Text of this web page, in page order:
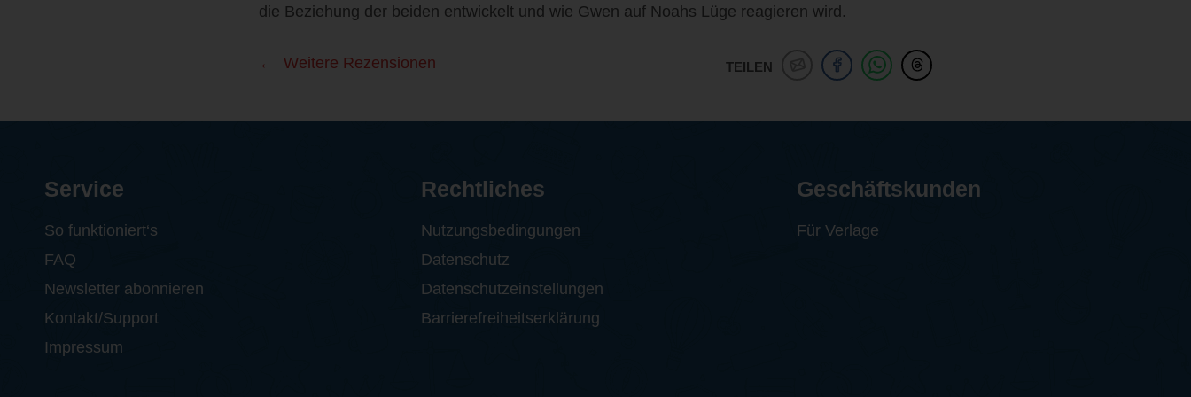
die Beziehung der beiden entwickelt und wie Gwen auf Noahs Lüge reagieren wird.
TEILEN
Weitere Rezensionen
Service
So funktioniert‘s
FAQ
Newsletter abonnieren
Kontakt/Support
Impressum
Rechtliches
Nutzungsbedingungen
Datenschutz
Datenschutzeinstellungen
Barrierefreiheitserklärung
Geschäftskunden
Für Verlage